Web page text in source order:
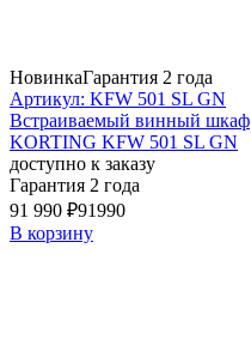
НовинкаГарантия 2 года
Артикул: KFW 501 SL GN
Встраиваемый винный шкаф
KORTING KFW 501 SL GN
доступно к заказу
Гарантия 2 года
91 990 ₽91990
В корзину